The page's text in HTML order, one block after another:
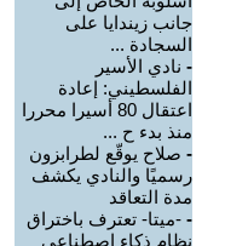
جانب زيندايا على
السجادة ...
- نادي الأسير
الفلسطيني: إعادة
اعتقال 80 أسيرا محررا
منذ بدء ح ...
- صلاح يوقّع لطرابزون
رسميًا والنادي يكشف
مدة التعاقد
- -ميتا- تعترف باختراق
نظام ذكاء اصطناعي